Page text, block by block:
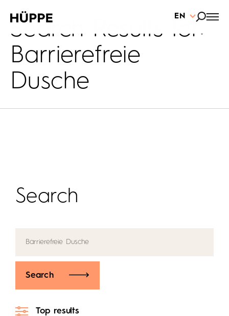
EN
Search Results for:
Barrierefreie
Dusche
Search
Search
Top results